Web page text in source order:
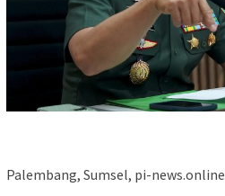
Palembang, Sumsel, pi-news.online